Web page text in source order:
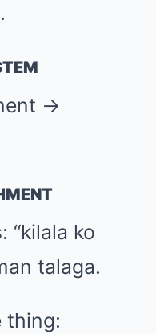
.
→
“kilala ko
talaga.
thing: